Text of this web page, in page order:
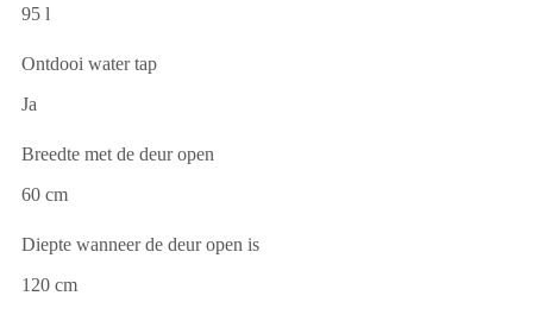
95 l
Ontdooi water tap
Ja
Breedte met de deur open
60 cm
Diepte wanneer de deur open is
120 cm